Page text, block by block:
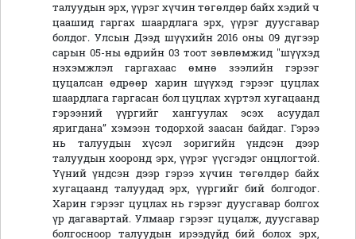
талуудын эрх, үүрэг хүчин төгөлдөр байх хэдий ч
цаашид гаргах шаардлага эрх, үүрэг дуусгавар
болдог. Улсын Дээд шүүхийн 2016 оны 09 дүгээр
сарын 05-ны өдрийн 03 тоот зөвлөмжид "шүүхэд
нэхэмжлэл гаргахаас өмнө зээлийн гэрээг
цуцалсан өдрөөр харин шүүхэд гэрээг цуцлах
шаардлага гаргасан бол цуцлах хүртэл хугацаанд
гэрээний үүргийг хангуулах эсэх асуудал
яригдана” хэмээн тодорхой заасан байдаг. Гэрээ
нь талуудын хүсэл зоригийн үндсэн дээр
талуудын хооронд эрх, үүрэг үүсгэдэг онцлогтой.
Үүний үндсэн дээр гэрээ хүчин төгөлдөр байх
хугацаанд талуудад эрх, үүргийг бий болгодог.
Харин гэрээг цуцлах нь гэрээг дуусгавар болгох
үр дагавартай. Улмаар гэрээг цуцалж, дуусгавар
болгосноор талуудын ирээдүйд бий болох эрх,